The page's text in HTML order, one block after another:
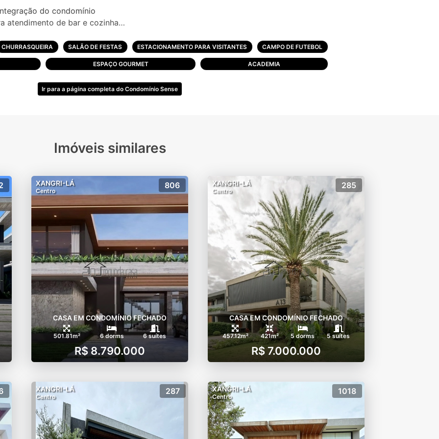
do condomínio
atendimento de bar e cozinha
e versátil para festas externas
direto à piscina
= área interna e externa com suporte para atendimento às crianças
aos adolescentes com ambiente descolado e atrações para diversão e curtição
e lazer
com os lagos
e família
em saibro
natural
e guarda-sóis
CHURRASQUEIRA SALÃO DE FESTAS ESTACIONAMENTO PARA VISITANTES CAMPO DE FUTEBOL
ESPAÇO GOURMET ACADEMIA
Ir para a página completa do Condomínio Sense
Imóveis similares
XANGRI-LÁ
Centro
806
CASA EM CONDOMÍNIO FECHADO
501.81m² 6 dorms 6 suítes
R$ 8.790.000
XANGRI-LÁ
Centro
285
CASA EM CONDOMÍNIO FECHADO
457.12m² 421m² 5 dorms 5 suítes
R$ 7.000.000
XANGRI-LÁ
Centro
287 XANGRI-LÁ
Centro
1018